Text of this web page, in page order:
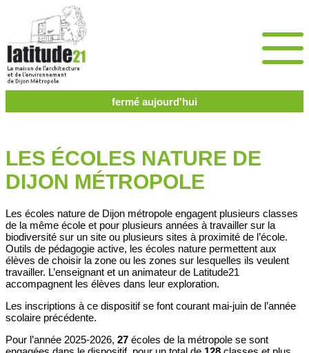
fermé aujourd'hui
LES ÉCOLES NATURE DE
DIJON MÉTROPOLE
Les écoles nature de Dijon métropole engagent plusieurs classes
de la même école et pour plusieurs années à travailler sur la
biodiversité sur un site ou plusieurs sites à proximité de l’école.
Outils de pédagogie active, les écoles nature permettent aux
élèves de choisir la zone ou les zones sur lesquelles ils veulent
travailler. L’enseignant et un animateur de Latitude21
accompagnent les élèves dans leur exploration.
Les inscriptions à ce dispositif se font courant mai-juin de l’année
scolaire précédente.
Pour l’année 2025-2026, 27 écoles de la métropole se sont